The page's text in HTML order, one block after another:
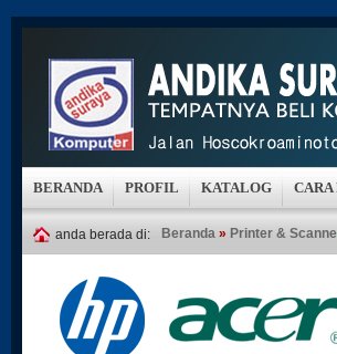
BERANDA PROFIL KATALOG
anda berada di: Beranda » Printer &